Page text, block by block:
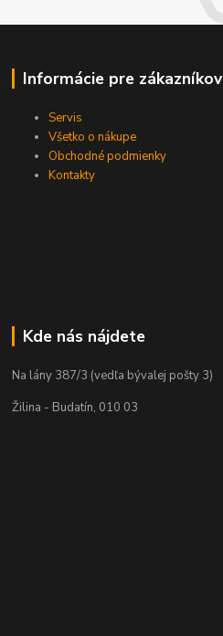
Informácie pre zákazníkov
Servis
Všetko o nákupe
Obchodné podmienky
Kontakty
Kde nás nájdete
Na lány 387/3 (vedľa bývalej pošty 3)
Žilina - Budatín, 010 03